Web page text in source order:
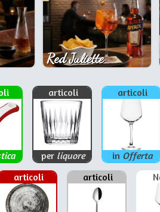
Red Juliette
articoli
per liquore
articoli
in Offerta
articoli
articoli